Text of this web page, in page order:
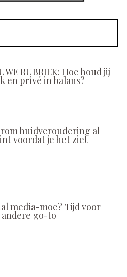
RUBRIEK: Hoe houd jij
en privé in balans?
huidveroudering al
voordat je het ziet
media-moe? Tijd voor
andere go-to